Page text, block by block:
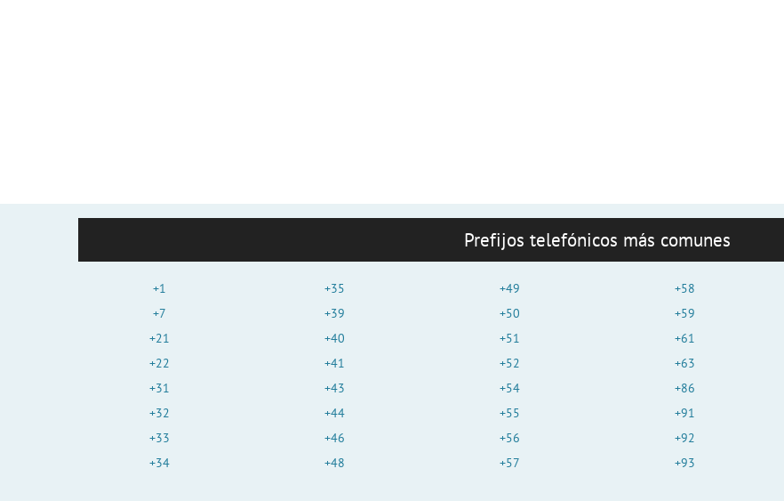
Prefijos telefónicos más comunes
+1
+7
+21
+22
+31
+32
+33
+34
+35
+39
+40
+41
+43
+44
+46
+48
+49
+50
+51
+52
+54
+55
+56
+57
+58
+59
+61
+63
+86
+91
+92
+93